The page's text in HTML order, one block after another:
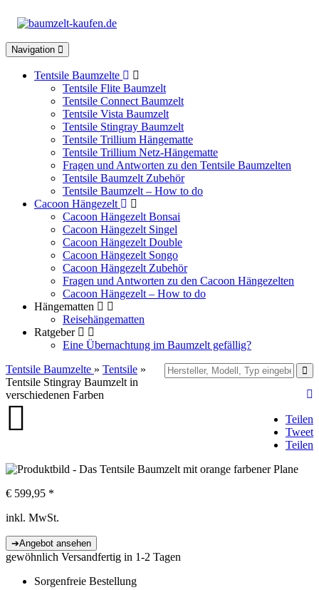
Toggle
navigation
Navigation
Tentsile Baumzelte
Tentsile Flite Baumzelt
Tentsile Connect Baumzelt
Tentsile Vista Baumzelt
Tentsile Stingray Baumzelt
Tentsile Trillium Hängematte
Tentsile Trillium Netz-Hängematte
Fragen und Antworten zu den Tentsile Baumzelten
Tentsile Baumzelt Zubehör
Tentsile Baumzelt – How to do
Cacoon Hängezelt
Cacoon Hängezelt Bonsai
Cacoon Hängezelt Singel
Cacoon Hängezelt Double
Cacoon Hängezelt Songo
Cacoon Hängezelt Zubehör
Fragen und Antworten zu den Cacoon Hängezelten
Cacoon Hängezelt – How to do
Hängematten
Reisehängematten
Ratgeber
Eine Übernachtung im Baumzelt gefällig?
Tentsile Baumzelte » Tentsile »
Tentsile Stingray Baumzelt in
verschiedenen Farben
Teilen
Tweet
Teilen
€ 599,95 *
inkl. MwSt.
gewöhnlich Versandfertig in 1-2 Tagen
Sorgenfreie Bestellung